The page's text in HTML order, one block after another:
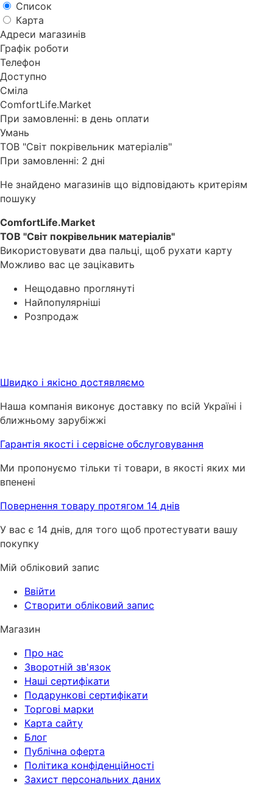
Список
Карта
Адреси магазинів
Графік роботи
Телефон
Доступно
Сміла
ComfortLife.Market
При замовленні: в день оплати
Умань
ТОВ "Світ покрівельник матеріалів"
При замовленні: 2 дні
Не знайдено магазинів що відповідають критеріям
пошуку
ComfortLife.Market
ТОВ "Світ покрівельник матеріалів"
Використовувати два пальці, щоб рухати карту
Можливо вас це зацікавить
Нещодавно проглянуті
Найпопулярніші
Розпродаж
Швидко і якісно достявляємо
Наша компанія виконує доставку по всій Україні і
ближньому зарубіжжі
Гарантія якості і сервісне обслуговування
Ми пропонуємо тільки ті товари, в якості яких ми
впенені
Повернення товару протягом 14 днів
У вас є 14 днів, для того щоб протестувати вашу
покупку
Мій обліковий запис
Ввійти
Створити обліковий запис
Магазин
Про нас
Зворотній зв'язок
Наші сертифікати
Подарункові сертифікати
Торгові марки
Карта сайту
Блог
Публічна оферта
Політика конфіденційності
Захист персональних даних